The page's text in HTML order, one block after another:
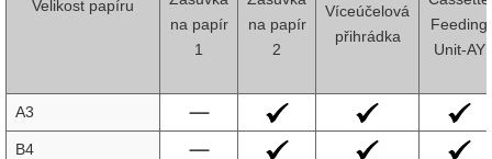
Velikost papíru
na papír
1
na papír
2
Víceúčelová
přihrádka
Feeding
Unit-AY
A3
B4